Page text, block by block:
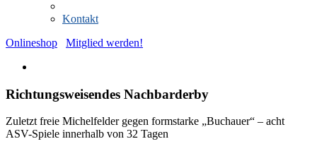
Kontakt
Onlineshop
Mitglied werden!
Richtungsweisendes Nachbarderby
Zuletzt freie Michelfelder gegen formstarke „Buchauer“ – acht
ASV-Spiele innerhalb von 32 Tagen